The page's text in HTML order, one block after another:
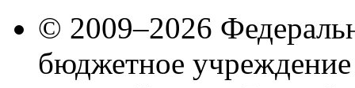
© 2009–2026
бюджетное